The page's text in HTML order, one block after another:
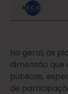
No geral, as
dimensão
públicas,
de